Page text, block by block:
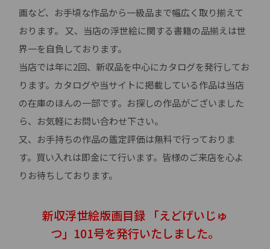
画など、お手頃な作品から一級品まで幅広く取り揃えて
おります。 又、当店の浮世絵に関する書籍の品揃えは世
界一を自負しております。
当店では年に2回、新収品を中心にカタログを発行してお
ります。カタログや当サイトに掲載している作品は当店
の在庫のほんの一部です。お探しの作品がございました
ら、お気軽にお問い合わせ下さい。
又、お手持ちの作品の鑑定評価は無料で行っておりま
す。買い入れは即金にて行います。皆様のご来店を心よ
りお待ちしております。
新収浮世絵版画目録 「えどげいじゅ
つ」101号を発行いたしました。